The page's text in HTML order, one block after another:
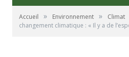
Accueil » Environnement » Climat
changement climatique : « Il y a de